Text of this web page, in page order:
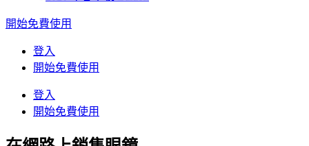
開始免費使用
登入
開始免費使用
登入
開始免費使用